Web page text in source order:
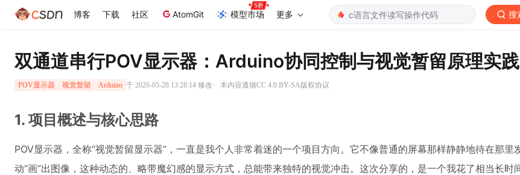
博客 下载 社区 AtomGit 模型市场 更多 搜
双通道串行POV显示器：Arduino协同控制与视觉暂留原理实践
POV显示器 视觉暂留 Arduino 于 2026-05-28 13:28:14 修改· 本内容遵循CC 4.0 BY-SA版权协议
1. 项目概述与核心思路
POV显示器，全称“视觉暂留显示器”，一直是我个人非常着迷的一个项目方向。它不像普通的屏幕那样静静地待在那里
动“画”出图像，这种动态的、略带魔幻感的显示方式，总能带来独特的视觉冲击。这次分享的，是一个我花了相当长时